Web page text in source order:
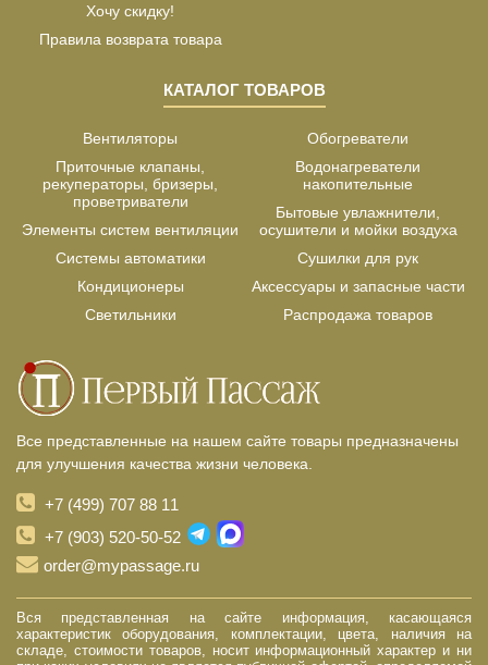
Хочу скидку!
Правила возврата товара
КАТАЛОГ ТОВАРОВ
Вентиляторы
Приточные клапаны,
рекуператоры, бризеры,
проветриватели
Элементы систем вентиляции
Системы автоматики
Кондиционеры
Светильники
Обогреватели
Водонагреватели
накопительные
Бытовые увлажнители,
осушители и мойки воздуха
Сушилки для рук
Аксессуары и запасные части
Распродажа товаров
Все представленные на нашем сайте товары предназначены
для улучшения качества жизни человека.
+7 (499) 707 88 11
+7 (903) 520-50-52
order@mypassage.ru
Вся представленная на сайте информация, касающаяся
характеристик оборудования, комплектации, цвета, наличия на
складе, стоимости товаров, носит информационный характер и ни